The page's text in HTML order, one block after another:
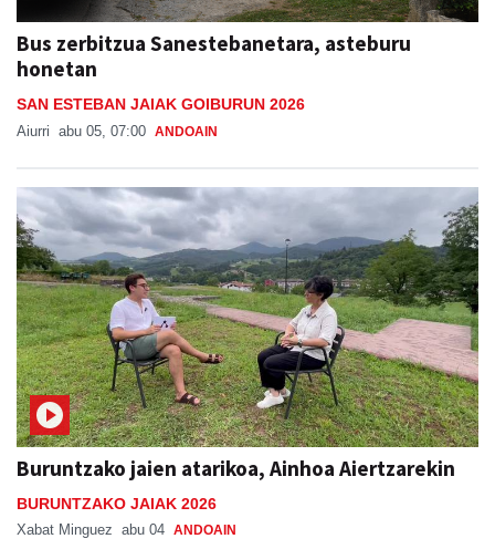
Bus zerbitzua Sanestebanetara, asteburu
honetan
SAN ESTEBAN JAIAK GOIBURUN 2026
Aiurri abu 05, 07:00 ANDOAIN
Buruntzako jaien atarikoa, Ainhoa Aiertzarekin
BURUNTZAKO JAIAK 2026
Xabat Minguez abu 04 ANDOAIN